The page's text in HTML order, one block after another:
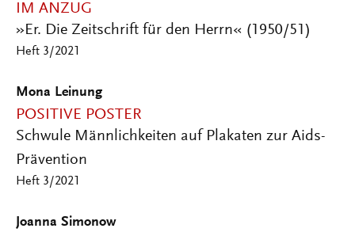
IM ANZUG
»Er. Die Zeitschrift für den Herrn« (1950/51)
Heft 3/2021
Mona Leinung
POSITIVE POSTER
Schwule Männlichkeiten auf Plakaten zur Aids-
Prävention
Heft 3/2021
Joanna Simonow